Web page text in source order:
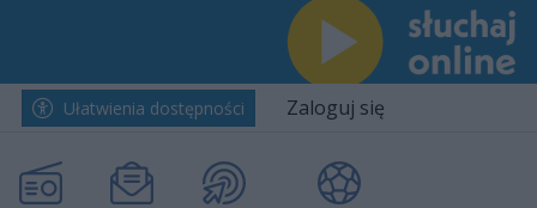
Ułatwienia dostępności Zaloguj się